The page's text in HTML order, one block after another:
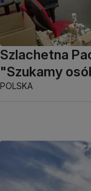
Szlachetna
"Szukamy
POLSKA